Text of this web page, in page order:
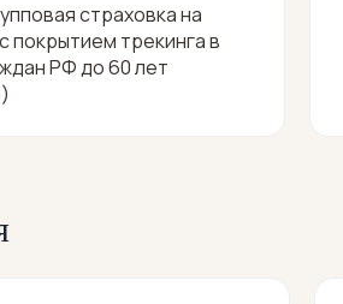
страховка на
покрытием трекинга в
РФ до 60 лет